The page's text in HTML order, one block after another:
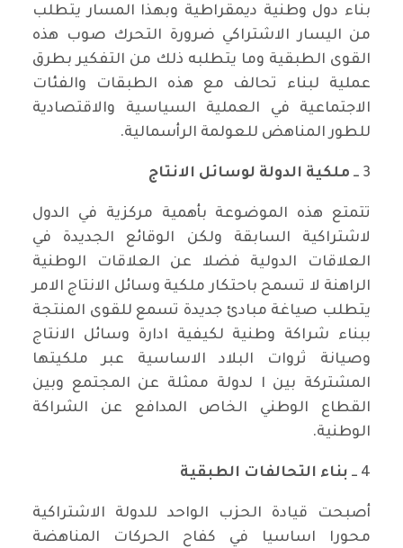
بناء دول وطنية ديمقراطية وبهذا المسار يتطلب
من اليسار الاشتراكي ضرورة التحرك صوب هذه
القوى الطبقية وما يتطلبه ذلك من التفكير بطرق
عملية لبناء تحالف مع هذه الطبقات والفئات
الاجتماعية في العملية السياسية والاقتصادية
للطور المناهض للعولمة الرأسمالية.
3 ــ ملكية الدولة لوسائل الانتاج
تتمتع هذه الموضوعة بأهمية مركزية في الدول
لاشتراكية السابقة ولكن الوقائع الجديدة في
العلاقات الدولية فضلا عن العلاقات الوطنية
الراهنة لا تسمح باحتكار ملكية وسائل الانتاج الامر
يتطلب صياغة مبادئ جديدة تسمع للقوى المنتجة
ببناء شراكة وطنية لكيفية ادارة وسائل الانتاج
وصيانة ثروات البلاد الاساسية عبر ملكيتها
المشتركة بين ا لدولة ممثلة عن المجتمع وبين
القطاع الوطني الخاص المدافع عن الشراكة
الوطنية.
4 ــ بناء التحالفات الطبقية
أصبحت قيادة الحزب الواحد للدولة الاشتراكية
محورا اساسيا في كفاح الحركات المناهضة